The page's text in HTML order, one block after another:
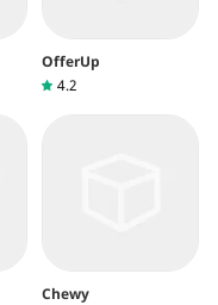
OfferUp
4.2
Chewy